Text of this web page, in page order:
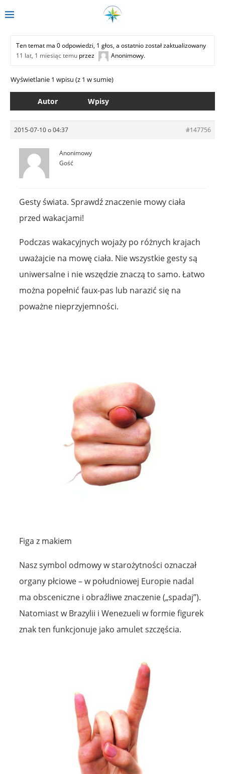
Ten temat ma 0 odpowiedzi, 1 głos, a ostatnio został zaktualizowany
11 lat, 1 miesiąc temu przez Anonimowy.
Wyświetlanie 1 wpisu (z 1 w sumie)
Autor Wpisy
2015-07-10 o 04:37 #147756
Anonimowy
Gość
Gesty świata. Sprawdź znaczenie mowy ciała
przed wakacjami!
Podczas wakacyjnych wojaży po różnych krajach
uważajcie na mowę ciała. Nie wszystkie gesty są
uniwersalne i nie wszędzie znaczą to samo. Łatwo
można popełnić faux-pas lub narazić się na
poważne nieprzyjemności.
Figa z makiem
Nasz symbol odmowy w starożytności oznaczał
organy płciowe – w południowej Europie nadal
ma obsceniczne i obraźliwe znaczenie („spadaj”).
Natomiast w Brazylii i Wenezueli w formie figurek
znak ten funkcjonuje jako amulet szczęścia.